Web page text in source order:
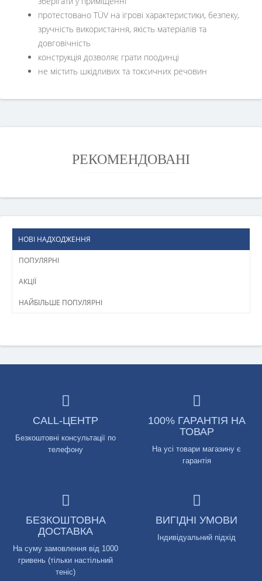
протестовано TÜV на ігрові характеристики, безпеку,
зручність використання, якість матеріалів та
довговічність
конструкція дозволяє грати поодинці
не містить шкідливих та токсичних речовин
РЕКОМЕНДОВАНІ
НОВІ НАДХОДЖЕННЯ
ПОПУЛЯРНІ
АКЦІЇ
НАЙБІЛЬШЕ ПОПУЛЯРНІ
CALL-ЦЕНТР
Безкоштовні консультації по
телефону
100% ГАРАНТІЯ НА
ТОВАР
На усі товари магазину є
гарантія
БЕЗКОШТОВНА
ДОСТАВКА
На суму замовлення від 1000
гривень (тільки настільний
теніс)
ВИГІДНІ УМОВИ
Індивідуальний підхід